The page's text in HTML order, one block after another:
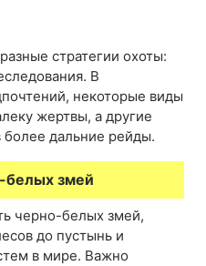
стратегии охоты:
В
некоторые виды
жертвы, а другие
более дальние рейды.
белых змей
черно-белых змей,
до пустынь и
в мире. Важно